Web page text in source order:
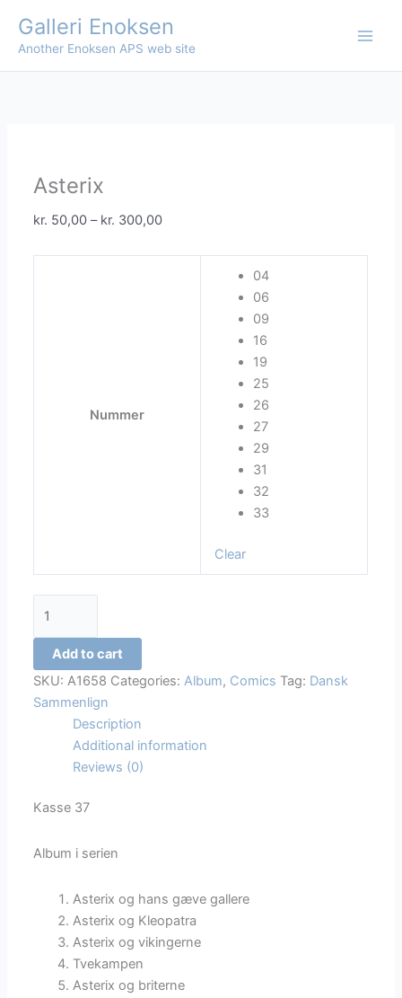
content
Galleri Enoksen
Another Enoksen APS web site
Asterix
kr. 50,00 – kr. 300,00Price
Nummer
04
06
09
16
19
25
26
27
29
31
32
33
Clear
quantity
Add to cart
SKU: A1658 Categories: Album, Comics Tag: Dansk
Sammenlign
Description
Additional information
Reviews (0)
Kasse 37
Album i serien
Asterix og hans gæve gallere
Asterix og Kleopatra
Asterix og vikingerne
Tvekampen
Asterix og briterne